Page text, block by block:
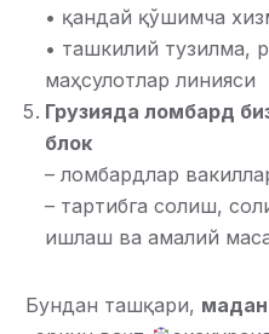
• қандай қўшимча
• ташкилий тузилма,
маҳсулотлар линияси
Грузияда ломбард
блок
– ломбардлар
– тартибга солиш,
ишлаш ва амалий
Бундан ташқари,